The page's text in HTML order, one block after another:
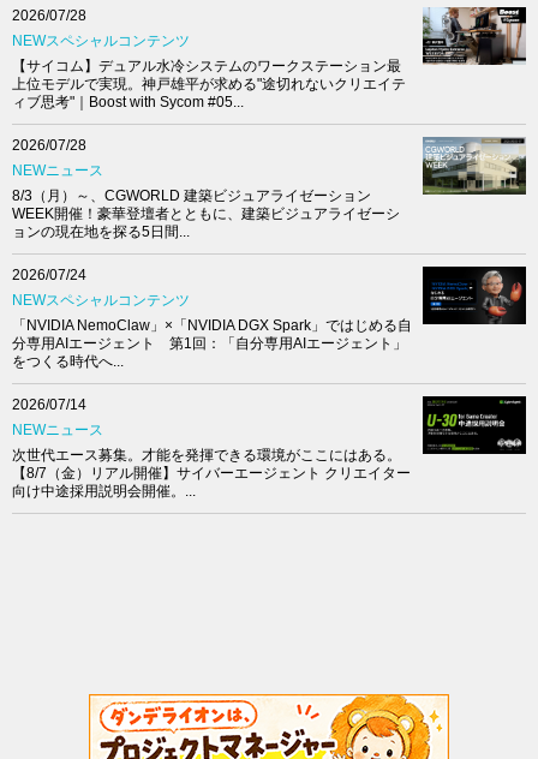
2026/07/28
NEWスペシャルコンテンツ
【サイコム】デュアル水冷システムのワークステーション最
上位モデルで実現。神戸雄平が求める"途切れないクリエイテ
ィブ思考"｜Boost with Sycom #05...
2026/07/28
NEWニュース
8/3（月）～、CGWORLD 建築ビジュアライゼーション
WEEK開催！豪華登壇者とともに、建築ビジュアライゼーシ
ョンの現在地を探る5日間...
2026/07/24
NEWスペシャルコンテンツ
「NVIDIA NemoClaw」×「NVIDIA DGX Spark」ではじめる自
分専用AIエージェント 第1回：「自分専用AIエージェント」
をつくる時代へ...
2026/07/14
NEWニュース
次世代エース募集。才能を発揮できる環境がここにはある。
【8/7（金）リアル開催】サイバーエージェント クリエイター
向け中途採用説明会開催。...